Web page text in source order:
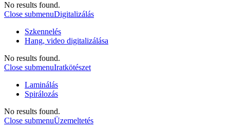
No results found.
Close submenuDigitalizálás
Szkennelés
Hang, video digitalizálása
No results found.
Close submenuIratkötészet
Laminálás
Spirálozás
No results found.
Close submenuÜzemeltetés